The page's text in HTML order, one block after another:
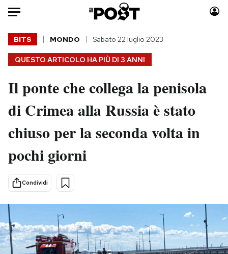
Auto
HOME
Italia
Politica
Tecnologia
Internet
Scienza
Cultura
Economia
Sport
Moda
Consumismi
Storie/Idee
Mondiali calcio 2026
PODCAST
QUESTO ARTICOLO HA PIÙ DI 3 ANNI
BITS MONDO Sabato 22 luglio 2023
Il ponte che collega la penisola
di Crimea alla Russia è stato
chiuso per la seconda volta in
pochi giorni
Condividi